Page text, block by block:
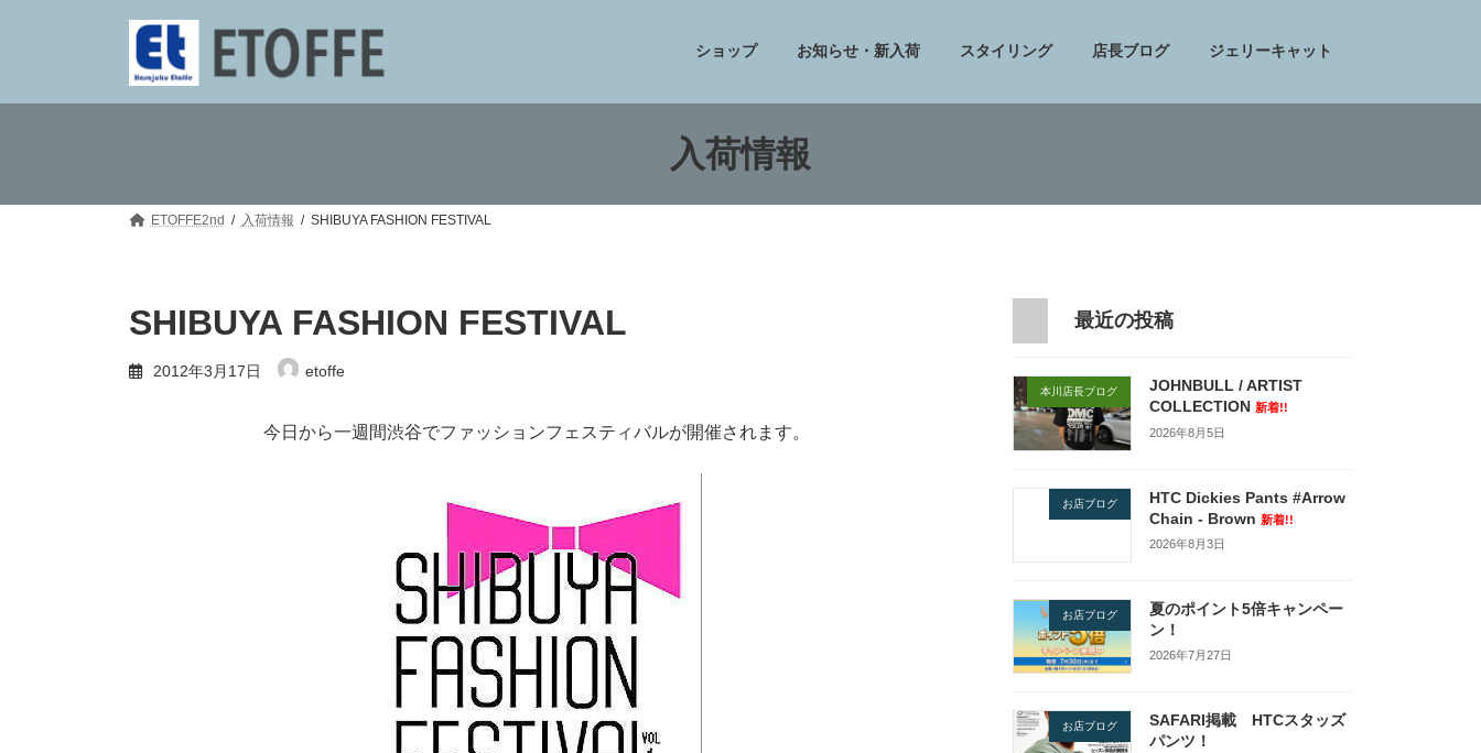
ツ
シ
ショップ お知らせ・新入荷 スタイリング 店長ブログ ジェリーキャット
入荷情報
ETOFFE2nd 入荷情報 SHIBUYA FASHION FESTIVAL
SHIBUYA FASHION FESTIVAL
2012年3月17日 etoffe
今日から一週間渋谷でファッションフェスティバルが開催されます。
最近の投稿
本川店長ブログ
JOHNBULL / ARTIST
COLLECTION 新着!!
2026年8月5日
お店ブログ
HTC Dickies Pants #Arrow
Chain - Brown 新着!!
2026年8月3日
お店ブログ
夏のポイント5倍キャンペー
ン！
2026年7月27日
お店ブログ
SAFARI掲載 HTCスタッズ
パンツ！